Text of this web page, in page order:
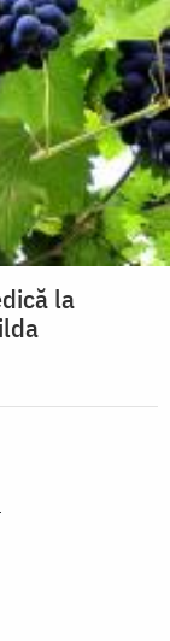
la